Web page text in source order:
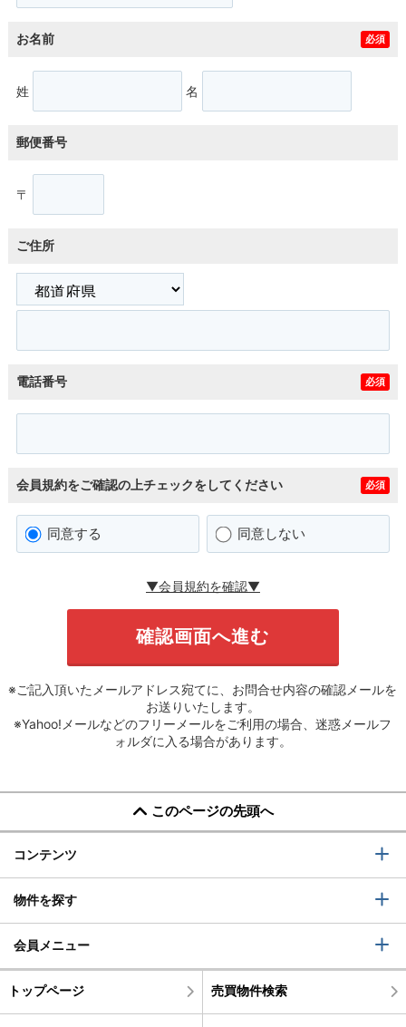
お名前 必須
姓 名
郵便番号
〒
ご住所
電話番号 必須
会員規約をご確認の上チェックをしてください 必須
同意する 同意しない
▼会員規約を確認▼
※ご記入頂いたメールアドレス宛てに、お問合せ内容の確認メールを
お送りいたします。
※Yahoo!メールなどのフリーメールをご利用の場合、迷惑メールフ
ォルダに入る場合があります。
このページの先頭へ
コンテンツ
物件を探す
会員メニュー
トップページ 売買物件検索